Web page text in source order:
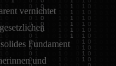
vernichtet
Fundament
und